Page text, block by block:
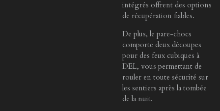
intégrés offrent des options
de récupération fiables.
De plus, le pare-chocs
comporte deux découpes
pour des feux cubiques à
DEL, vous permettant de
rouler en toute sécurité sur
les sentiers après la tombée
de la nuit.